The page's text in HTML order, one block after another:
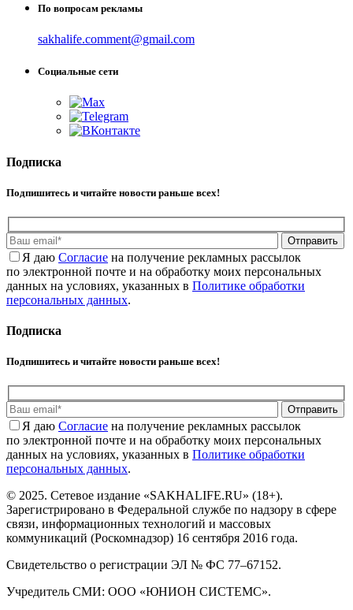
По вопросам рекламы
sakhalife.comment@gmail.com
Социальные сети
Подписка
Подпишитесь и читайте новости раньше всех!
Отправить
Я даю Cогласие на получение рекламных рассылок
по электронной почте и на обработку моих персональных
данных на условиях, указанных в Политике обработки
персональных данных.
Подписка
Подпишитесь и читайте новости раньше всех!
Отправить
Я даю Cогласие на получение рекламных рассылок
по электронной почте и на обработку моих персональных
данных на условиях, указанных в Политике обработки
персональных данных.
© 2025. Сетевое издание «SAKHALIFE.RU» (18+).
Зарегистрировано в Федеральной службе по надзору в сфере
связи, информационных технологий и массовых
коммуникаций (Роскомнадзор) 16 сентября 2016 года.
Свидетельство о регистрации ЭЛ № ФС 77–67152.
Учредитель СМИ: ООО «ЮНИОН СИСТЕМС».